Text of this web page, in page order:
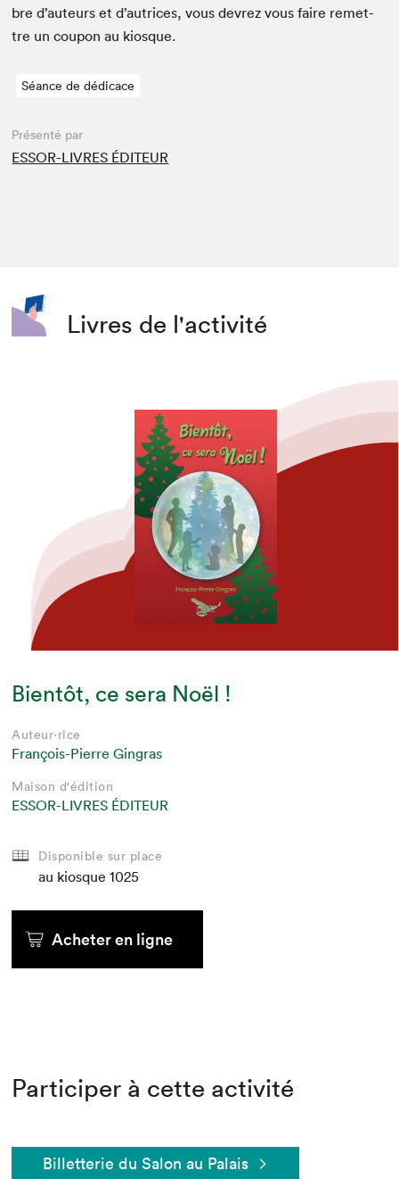
bre d’auteurs et d’autrices, vous devrez vous faire remet­
tre un coupon au kiosque.
Séance de dédicace
Présenté par
ESSOR-LIVRES ÉDITEUR
Livres de l'activité
Bientôt, ce sera Noël !
Auteur·rice
François-Pierre Gingras
Maison d'édition
ESSOR-LIVRES ÉDITEUR
Disponible sur place
au kiosque 1025
Acheter en ligne
Participer à cette activité
Billetterie du Salon au Palais